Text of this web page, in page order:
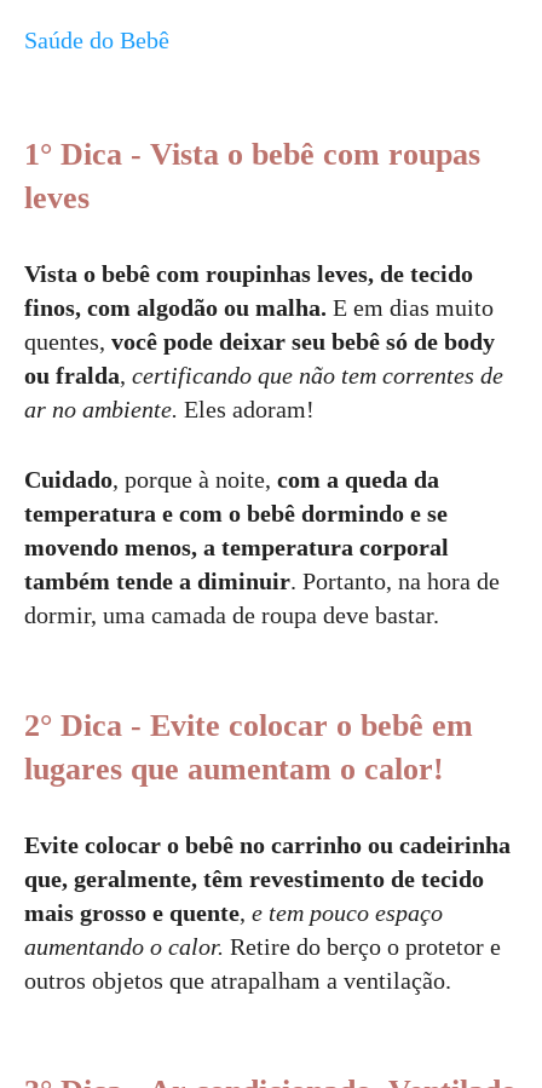
Saúde do Bebê
1° Dica - Vista o bebê com roupas
leves
Vista o bebê com roupinhas leves, de tecido
finos, com algodão ou malha. E em dias muito
quentes, você pode deixar seu bebê só de body
ou fralda, certificando que não tem correntes de
ar no ambiente. Eles adoram!
Cuidado, porque à noite, com a queda da
temperatura e com o bebê dormindo e se
movendo menos, a temperatura corporal
também tende a diminuir. Portanto, na hora de
dormir, uma camada de roupa deve bastar.
2° Dica - Evite colocar o bebê em
lugares que aumentam o calor!
Evite colocar o bebê no carrinho ou cadeirinha
que, geralmente, têm revestimento de tecido
mais grosso e quente, e tem pouco espaço
aumentando o calor. Retire do berço o protetor e
outros objetos que atrapalham a ventilação.